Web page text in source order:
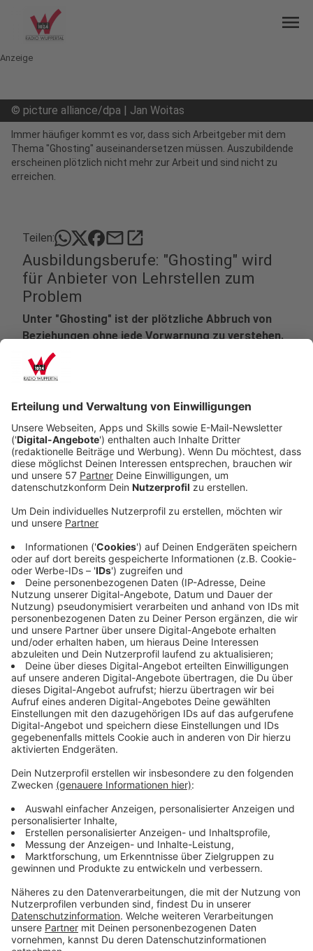
menu
Anzeige
© picture alliance/dpa | Jan Woitas
Immer häufiger kommt es vor, dass sich Arbeitgeber mit dem
Thema "Ghosting" auseinandersetzen müssen. Auszubildende
erscheinen plötzlich nicht mehr zur Arbeit und sind nicht zu
erreichen.
Teilen: mailopen_in_new
Ausbildungsberufe: "Ghosting" wird
für Anbieter von Lehrstellen zum
Problem
Unter "Ghosting" ist der plötzliche Abbruch von
Beziehungen ohne jede Vorwarnung zu verstehen.
Auch bei Ausbildungsplätzen ist das Phänomen
inzwischen ein Problem - Bewerber sind einfach
Veröffentlicht:Montag, 31.03.2025 12:45
Anzeige
Nichtantreten einer vereinbarten oder in Aussicht
zum Problem. 2023 habe bereits jeder vierte befragte
Betrieb darüber berichtet, dass geeignete Bewerber
einfach abspringen, teilte das Institut für
Arbeitsmarkt- und Berufsforschung (IAB)mit. Größtes
Problem bei der Besetzung von Lehrstellen sei aber,
dass nicht ausreichend geeignete Bewerber zur
Verfügung stehen. 51 Prozent der Betriebe hätten
2023 nicht alle Ausbildungsplätze besetzen können.
Anzeige
Groß- und Kleinbetriebe betroffen
Anzeige
"Die bereits aus dem Mangel an Bewerbungen
entstandene Problematik wird dadurch weiter
verschärft und dürfte die betrieblichen
Handlungsmöglichkeiten bei der Besetzung von
Ausbildungsplätzen teils deutlich einschränken", sagte
IAB-Forscherin Ute Leber zum Thema "Ghosting".
Großbetriebe mit 500 und mehr Beschäftigten würden
Absprünge von Bewerbern besonders häufig als einen